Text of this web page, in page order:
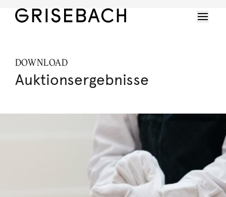
DOWNLOAD
Auktionsergebnisse